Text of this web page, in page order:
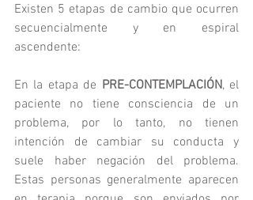
Existen 5 etapas de cambio que ocurren
secuencialmente y en espiral
ascendente:
En la etapa de PRE-CONTEMPLACIÓN, el
paciente no tiene consciencia de un
problema, por lo tanto, no tienen
intención de cambiar su conducta y
suele haber negación del problema.
Estas personas generalmente aparecen